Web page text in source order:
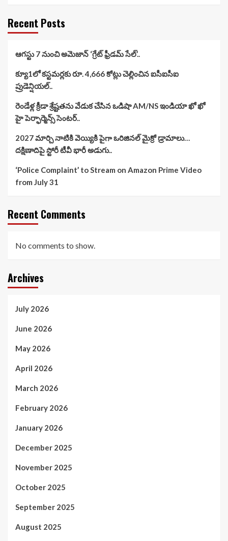
Recent Posts
ఆగస్టు 7 నుంచి అమెజాన్ ‘గ్రేట్ ఫ్రీడమ్ సేల్’..
క్యూ1లో కస్టమర్లకు రూ. 4,666 కోట్లు చెల్లించిన ఐసీఐసీఐ
ప్రుడెన్షియల్..
రెండేళ్ల క్రీడా శ్రేష్టతను వేడుక చేసిన ఒడిషా AM/NS ఇండియా ఖో ఖో
హై పెర్ఫార్మెన్స్ సెంటర్..
2027 మార్చి నాటికి వెయ్యికి పైగా ఒరిజినల్ మైక్రో డ్రామాలు…
దక్షిణాదిపై స్టోరీ టీవీ భారీ అడుగు..
‘Police Complaint’ to Stream on Amazon Prime Video
from July 31
Recent Comments
No comments to show.
Archives
July 2026
June 2026
May 2026
April 2026
March 2026
February 2026
January 2026
December 2025
November 2025
October 2025
September 2025
August 2025